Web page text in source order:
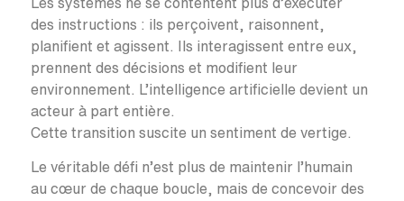
des instructions : ils perçoivent, raisonnent,
planifient et agissent. Ils interagissent entre eux,
prennent des décisions et modifient leur
environnement. L’intelligence artificielle devient un
acteur à part entière.
Cette transition suscite un sentiment de vertige.
Le véritable défi n’est plus de maintenir l’humain
au cœur de chaque boucle, mais de concevoir des